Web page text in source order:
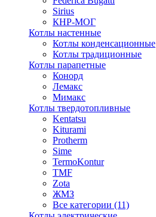
Sirius
КНР-МОГ
Котлы настенные
Котлы конденсационные
Котлы традиционные
Котлы парапетные
Конорд
Лемакс
Мимакс
Котлы твердотопливные
Kentatsu
Kiturami
Protherm
Sime
TermoKontur
TMF
Zota
ЖМЗ
Все категории (11)